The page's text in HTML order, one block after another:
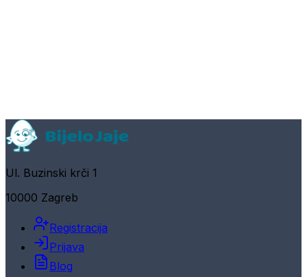
Ul. Buzinski krči 1
10000 Zagreb
Registracija
Prijava
Blog